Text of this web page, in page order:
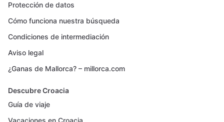
Protección de datos
Cómo funciona nuestra búsqueda
Condiciones de intermediación
Aviso legal
¿Ganas de Mallorca? – millorca.com
Descubre Croacia
Guía de viaje
Vacaciones en Croacia